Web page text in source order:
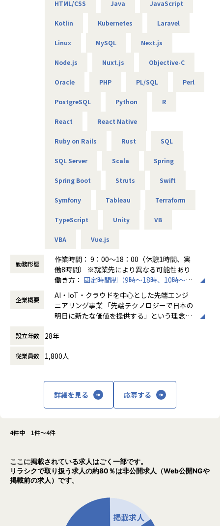
-- 官公庁向けインフラ開発 --
使用スキル：VMware、Windows、Linux
■案件の決め方
「要件定義などの上流工程に挑戦したい」
希望次第では現在当社にない案件も探してくるので安心して
■フォロー体制・働き方
・一人での参画の場合も、社内のメンターがフォロー
・平均残業時間：月10.5時間（全社平均）
＜入社1年目 エンジニア＞
前職では給与が低く、安定した生活をしたいと思い転職しま
自分のペースでステップアップができたところが大きな魅力
マニュアル通りの作業しかやったことがなかった私ですが、
す。
りがちゃんと反映されるところが
＜入社4年目 エンジニア＞
転職前の会社の社長が代わり、会社の方針と私のエンジニア
としての方針に
エンジニアとして働きつつ、現場の人の関係を元に販路を広
しかなかったため、
エンジニアとしてこの様な活躍の仕方もあるのかと実感しま
した。
アルテニアのいいところだと思います。
（AIエンジニアコース/IT パスポート試験+基本情報技術者試
1ヵ月半～2ヵ月に1度のペースで営業担当による技術者へ
不満・不安をヒアリングすると同時に、自分が歩んでいき
持に繋げています。
★リーダーによるフォロー
経験のある技術者をリーダーに任命し、技術者のフォロー
リーダーと営業は月に1度会議の場を設けており、情報共
有を行っております。
HTML/CSS Java JavaScript
Kotlin Kubernetes Laravel
Linux MySQL Next.js
Node.js Nuxt.js Objective-C
Oracle PHP PL/SQL Perl
PostgreSQL Python R
React React Native
Ruby on Rails Rust SQL
SQL Server Scala Spring
Spring Boot Struts Swift
Symfony Tableau Terraform
TypeScript Unity VB
VBA Vue.js
勤務形態
作業時間： 9：00～18：00（休憩1時間、実
働8時間） ※就業先により異なる可能性あり
働き方： 固定時間制（9時～18時、10時～19
時間外労働の有無： 有（月平均20時間～30
時間）
休憩時間： 60分
企業概要
AI・IoT・クラウドを中心とした先端エンジ
ニアリング事業 「先端テクノロジーで日本の
明日に新たな価値を提供する」という理念を
た先端テクノロジーの中で「ジャパニアスだ
アリング業界から必要とされ続ける会社を目
設立年数 28年
従業員数 1,800人
詳細を見る 応募する
4件中 1件～4件
ここに掲載されている求人はごく一部です。
リラシクで取り扱う求人の約80％は非公開求人（Web公開NGや
掲載前の求人）です。